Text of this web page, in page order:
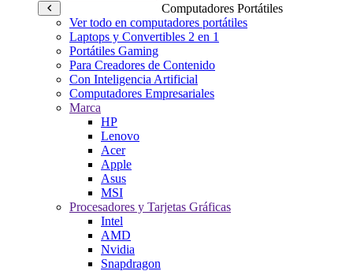
Computadores Portátiles
Ver todo en computadores portátiles
Laptops y Convertibles 2 en 1
Portátiles Gaming
Para Creadores de Contenido
Con Inteligencia Artificial
Computadores Empresariales
Marca
HP
Lenovo
Acer
Apple
Asus
MSI
Procesadores y Tarjetas Gráficas
Intel
AMD
Nvidia
Snapdragon